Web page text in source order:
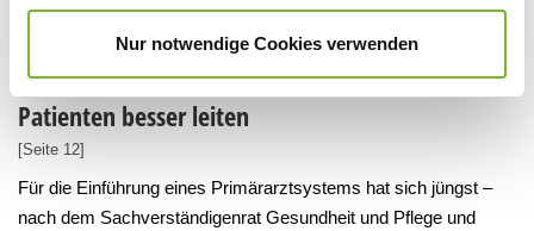
Nur notwendige Cookies verwenden
Seite 12
Thema
Patienten besser leiten
[Seite 12]
Für die Einführung eines Primärarztsystems hat sich jüngst –
nach dem Sachverständigenrat Gesundheit und Pflege und